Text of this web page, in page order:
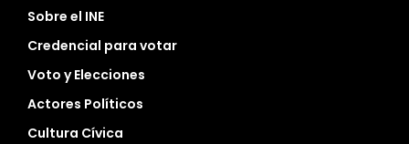
Sobre el INE
Credencial para votar
Voto y Elecciones
Actores Políticos
Cultura Cívica